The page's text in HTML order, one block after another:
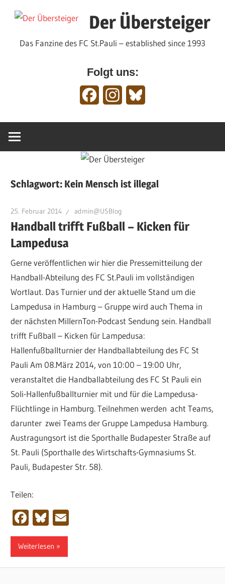
Inhalt
Der Übersteiger
Das Fanzine des FC St.Pauli – established since 1993
Folgt uns:
FacebookInstagram
Schlagwort: Kein Mensch ist illegal
25. Februar 2014 admin@USBlog
Handball trifft Fußball – Kicken für
Lampedusa
Gerne veröffentlichen wir hier die Pressemitteilung der
Handball-Abteilung des FC St.Pauli im vollständigen
Wortlaut. Das Turnier und der aktuelle Stand um die
Lampedusa in Hamburg – Gruppe wird auch Thema in
der nächsten MillernTon-Podcast Sendung sein. Handball
trifft Fußball – Kicken für Lampedusa:
Hallenfußballturnier der Handballabteilung des FC St
Pauli Am 08.März 2014, von 10:00 – 19:00 Uhr,
veranstaltet die Handballabteilung des FC St Pauli ein
Soli-Hallenfußballturnier mit und für die Lampedusa-
Flüchtlinge in Hamburg. Teilnehmen werden acht Teams,
darunter zwei Teams der Gruppe Lampedusa Hamburg.
Austragungsort ist die Sporthalle Budapester Straße auf
St. Pauli (Sporthalle des Wirtschafts-Gymnasiums St.
Pauli, Budapester Str. 58).
Teilen:
Facebook
Bluesky
Weiterlesen